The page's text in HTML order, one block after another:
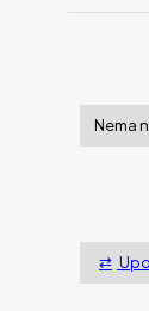
Nema